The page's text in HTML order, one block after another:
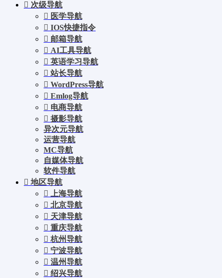
次级导航
医学导航
IOS快捷指令
邮箱导航
AI工具导航
英语学习导航
站长导航
WordPress导航
Emlog导航
电商导航
摄影导航
异次元导航
运营导航
MC导航
自媒体导航
软件导航
地区导航
上海导航
北京导航
天津导航
重庆导航
杭州导航
宁波导航
温州导航
绍兴导航